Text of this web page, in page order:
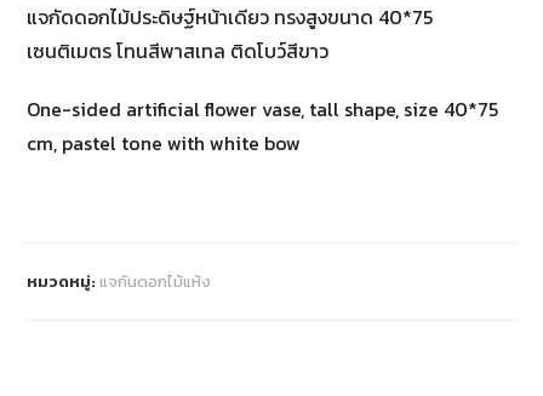
แจกัดดอกไม้ประดิษฐ์หน้าเดียว ทรงสูงขนาด 40*75
เซนติเมตร โทนสีพาสเทล ติดโบว์สีขาว
One-sided artificial flower vase, tall shape, size 40*75
cm, pastel tone with white bow
หมวดหมู่:แจกันดอกไม้แห้ง